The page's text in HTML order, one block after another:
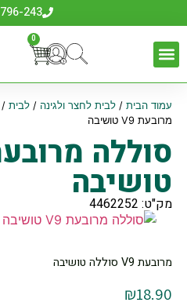
243
0
עמוד הבית/ לבית לחצר ולגינה / לבית/
מרובעת V9 טושיבה
טושיבה
מק"ט: 4462252
מרובעת V9 סוללה טושיבה
₪18.90